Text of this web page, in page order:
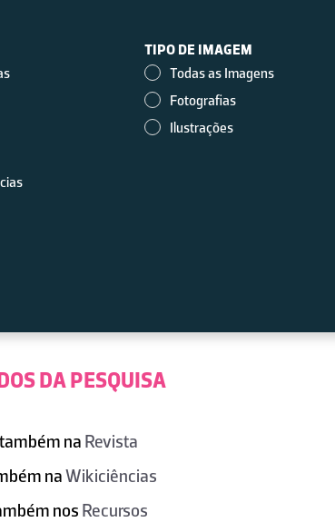
TIPO DE IMAGEM
Todas as Imagens
Fotografias
Ilustrações
DA PESQUISA
na Revista
naWikiciências
nos Recursos